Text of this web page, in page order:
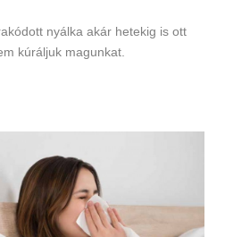
nyálka akár hetekig is ott
kúráljuk magunkat.